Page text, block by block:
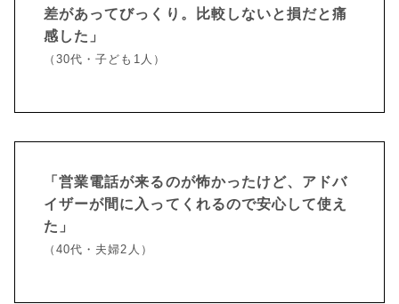
差があってびっくり。比較しないと損だと痛
感した」
（30代・子ども1人）
「営業電話が来るのが怖かったけど、アドバ
イザーが間に入ってくれるので安心して使え
た」
（40代・夫婦2人）